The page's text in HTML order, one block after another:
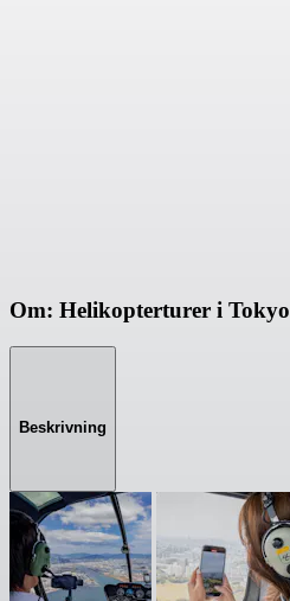
Om: Helikopterturer i Tokyo
Beskrivning